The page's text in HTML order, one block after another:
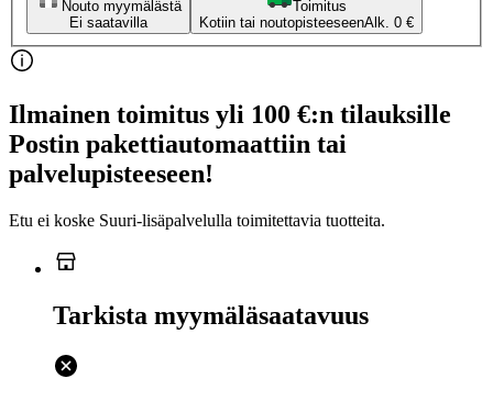
Nouto myymälästä
Ei saatavilla
Toimitus
Kotiin tai noutopisteeseenAlk. 0 €
Ilmainen toimitus yli 100 €:n tilauksille
Postin pakettiautomaattiin tai
palvelupisteeseen!
Etu ei koske Suuri‑lisäpalvelulla toimitettavia tuotteita.
Tarkista myymäläsaatavuus